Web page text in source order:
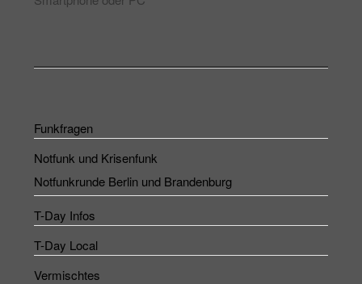
Funkfragen
Notfunk und Krisenfunk
Notfunkrunde Berlin und Brandenburg
T-Day Infos
T-Day Local
Vermischtes